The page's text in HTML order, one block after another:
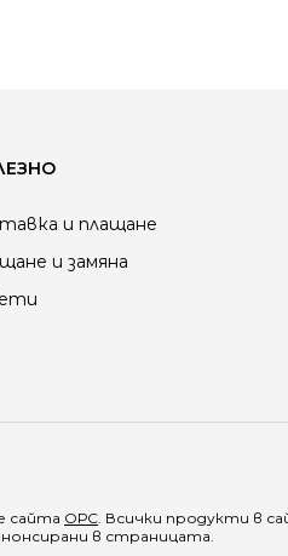
и плащане
и замяна
сайта ОРС . Всички продукти в
в страницата.